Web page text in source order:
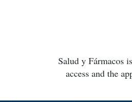
Salud y Fármacos
access and the